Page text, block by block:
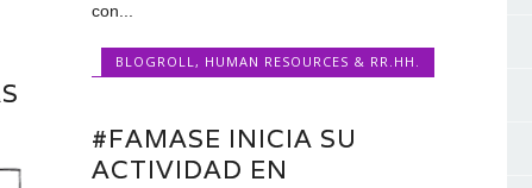
con...
BLOGROLL, HUMAN RESOURCES & RR.HH.
#FAMASE INICIA SU
ACTIVIDAD EN